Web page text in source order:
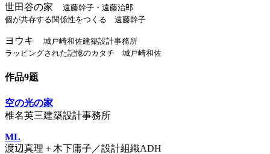
世田谷の家 遠藤幹子・遠藤治郎
個が共存する関係性をつくる 遠藤幹子
ヨウキ 城戸崎和佐建築設計事務所
ラッピングされた記憶のカタチ 城戸崎和佐
作品9題
空の光の家
椎名英三建築設計事務所
ML
渡辺真理＋木下庸子／設計組織ADH